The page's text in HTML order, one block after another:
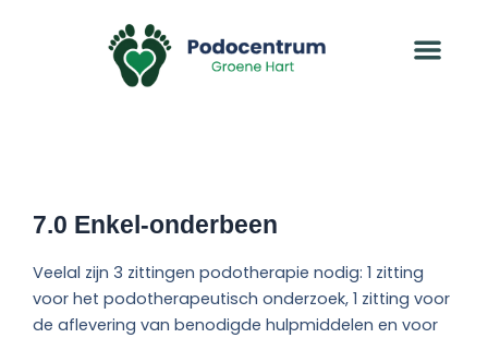
7.0 Enkel-onderbeen
Veelal zijn 3 zittingen podotherapie nodig: 1 zitting
voor het podotherapeutisch onderzoek, 1 zitting voor
de aflevering van benodigde hulpmiddelen en voor